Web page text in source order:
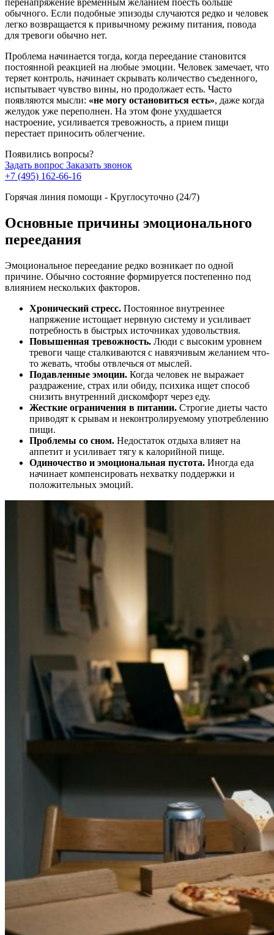
перенапряжение временным желанием поесть больше
обычного. Если подобные эпизоды случаются редко и человек
легко возвращается к привычному режиму питания, повода
для тревоги обычно нет.
Проблема начинается тогда, когда переедание становится
постоянной реакцией на любые эмоции. Человек замечает, что
теряет контроль, начинает скрывать количество съеденного,
испытывает чувство вины, но продолжает есть. Часто
появляются мысли: «не могу остановиться есть», даже когда
желудок уже переполнен. На этом фоне ухудшается
настроение, усиливается тревожность, а прием пищи
перестает приносить облегчение.
Появились вопросы?
Задать вопрос Заказать звонок
+7 (495) 162-66-16
Горячая линия помощи - Круглосуточно (24/7)
Основные причины эмоционального
переедания
Эмоциональное переедание редко возникает по одной
причине. Обычно состояние формируется постепенно под
влиянием нескольких факторов.
Хронический стресс. Постоянное внутреннее
напряжение истощает нервную систему и усиливает
потребность в быстрых источниках удовольствия.
Повышенная тревожность. Люди с высоким уровнем
тревоги чаще сталкиваются с навязчивым желанием что-
то жевать, чтобы отвлечься от мыслей.
Подавленные эмоции. Когда человек не выражает
раздражение, страх или обиду, психика ищет способ
снизить внутренний дискомфорт через еду.
Жесткие ограничения в питании. Строгие диеты часто
приводят к срывам и неконтролируемому употреблению
пищи.
Проблемы со сном. Недостаток отдыха влияет на
аппетит и усиливает тягу к калорийной пище.
Одиночество и эмоциональная пустота. Иногда еда
начинает компенсировать нехватку поддержки и
положительных эмоций.